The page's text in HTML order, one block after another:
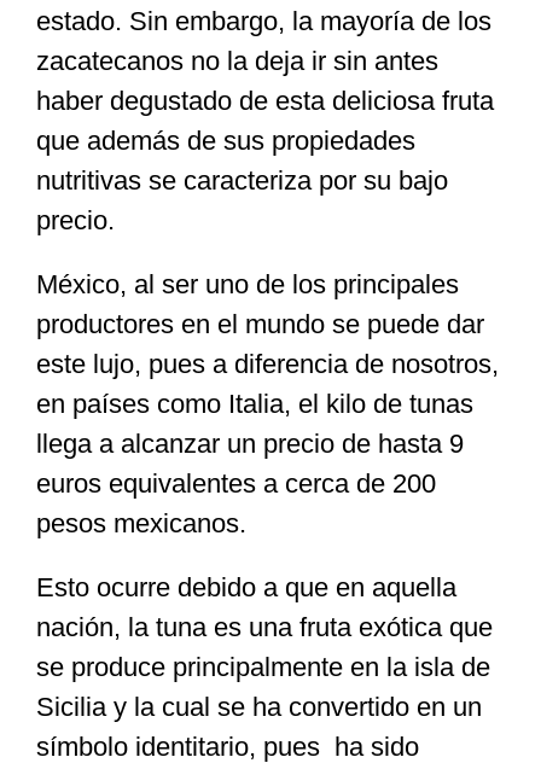
Opinión
Cultura
estado. Sin embargo, la mayoría de los
zacatecanos no la deja ir sin antes
haber degustado de esta deliciosa fruta
que además de sus propiedades
nutritivas se caracteriza por su bajo
precio.
México, al ser uno de los principales
productores en el mundo se puede dar
este lujo, pues a diferencia de nosotros,
en países como Italia, el kilo de tunas
llega a alcanzar un precio de hasta 9
euros equivalentes a cerca de 200
pesos mexicanos.
Esto ocurre debido a que en aquella
nación, la tuna es una fruta exótica que
se produce principalmente en la isla de
Sicilia y la cual se ha convertido en un
símbolo identitario, pues ha sido